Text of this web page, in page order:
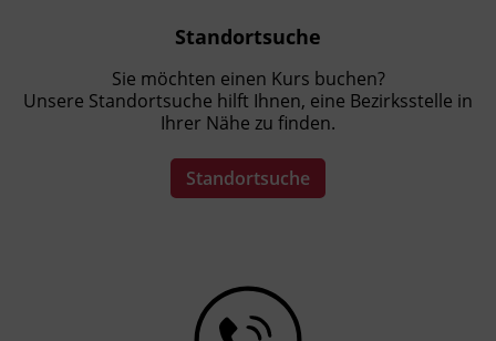
Standortsuche
Sie möchten einen Kurs buchen?
Unsere Standortsuche hilft Ihnen, eine Bezirksstelle in
Ihrer Nähe zu finden.
Standortsuche